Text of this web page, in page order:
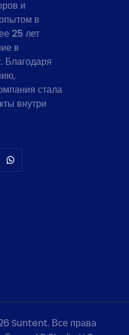
и
в
25 лет
в
Благодаря
стала
внутри
Suntent. Все права